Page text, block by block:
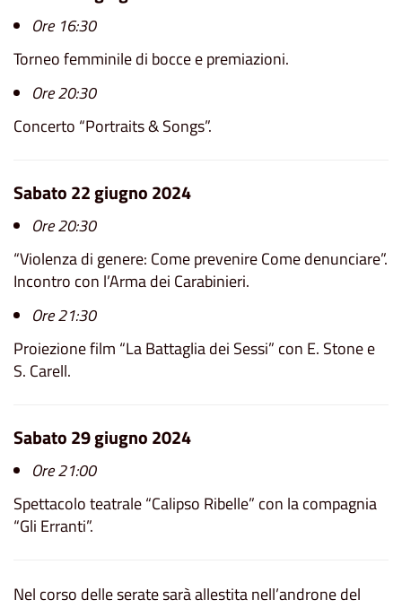
Ore 16:30
Torneo femminile di bocce e premiazioni.
Ore 20:30
Concerto “Portraits & Songs”.
Sabato 22 giugno 2024
Ore 20:30
“Violenza di genere: Come prevenire Come denunciare”.
Incontro con l’Arma dei Carabinieri.
Ore 21:30
Proiezione film “La Battaglia dei Sessi” con E. Stone e
S. Carell.
Sabato 29 giugno 2024
Ore 21:00
Spettacolo teatrale “Calipso Ribelle” con la compagnia
“Gli Erranti”.
Nel corso delle serate sarà allestita nell’androne del